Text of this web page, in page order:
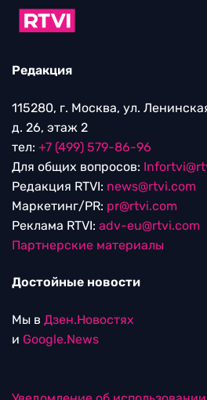
Редакция
115280, г. Москва, ул.
д. 26, этаж 2
тел: +7 (499) 579-86-96
Для общих вопросов:
Редакция RTVI: news@rtvi.com
Маркетинг/PR: pr@rtvi.com
Реклама RTVI: adv-eu@rtvi.com
Партнерские материалы
Достойные новости
Мы в Дзен.Новостях
и Google.News